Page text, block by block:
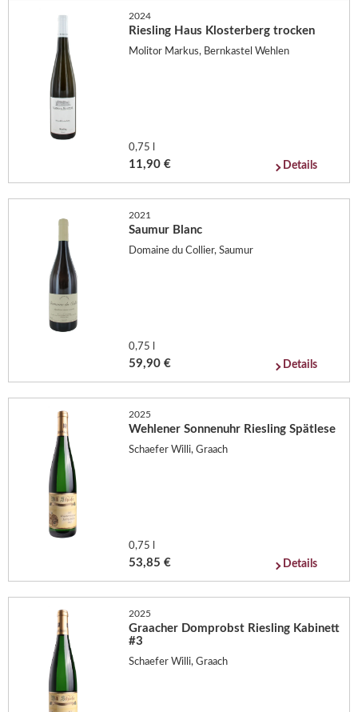
2024
Riesling Haus Klosterberg trocken
Molitor Markus, Bernkastel Wehlen
0,75 l
11,90 € Details
2021
Saumur Blanc
Domaine du Collier, Saumur
0,75 l
59,90 € Details
2025
Wehlener Sonnenuhr Riesling Spätlese
Schaefer Willi, Graach
0,75 l
53,85 € Details
2025
Graacher Domprobst Riesling Kabinett
#3
Schaefer Willi, Graach